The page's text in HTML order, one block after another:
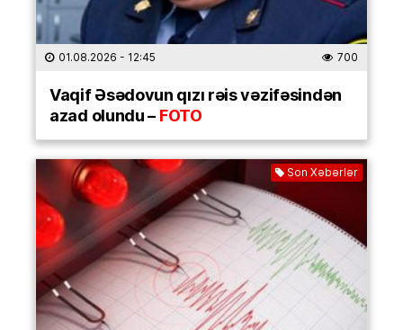
01.08.2026 - 12:45 700
Vaqif Əsədovun qızı rəis vəzifəsindən
azad olundu –FOTO
Son Xəbərlər